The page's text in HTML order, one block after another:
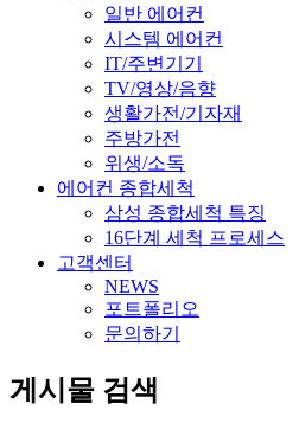
일반 에어컨
시스템 에어컨
IT/주변기기
TV/영상/음향
생활가전/기자재
주방가전
위생/소독
에어컨 종합세척
삼성 종합세척 특징
16단계 세척 프로세스
고객센터
NEWS
포트폴리오
문의하기
게시물 검색